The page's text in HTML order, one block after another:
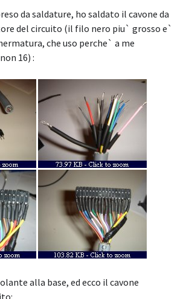
da saldature, ho saldato il cavone da
del circuito (il filo nero piu` grosso e`
che uso perche` a me
16) :
alla base, ed ecco il cavone